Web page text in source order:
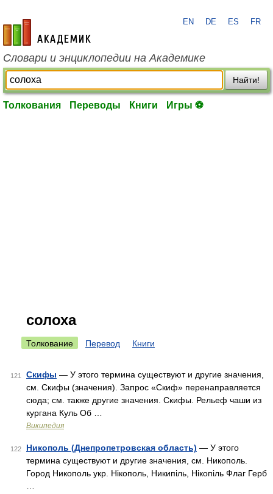
academic.ru
EN DE ES FR
Словари и энциклопедии на Академике
Найти!
Толкования Переводы Книги Игры ⚽
солоха
Толкование Перевод Книги
121 Скифы — У этого термина существуют и другие значения,
см. Скифы (значения). Запрос «Скиф» перенаправляется
сюда; см. также другие значения. Скифы. Рельеф чаши из
кургана Куль Об …
Википедия
122 Никополь (Днепропетровская область) — У этого
термина существуют и другие значения, см. Никополь.
Город Никополь укр. Нікополь, Никипiль, Нiкопiль Флаг Герб